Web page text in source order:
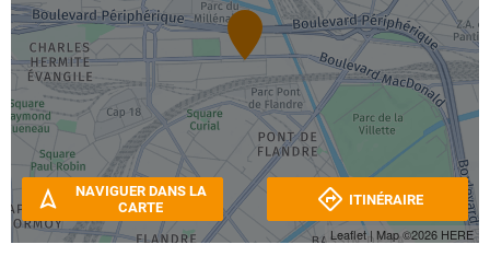
Leaflet | Map ©2026 HERE
NAVIGUER DANS LA
CARTE
ITINÉRAIRE